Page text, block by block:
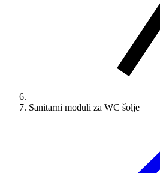
Sanitarni moduli za WC šolje